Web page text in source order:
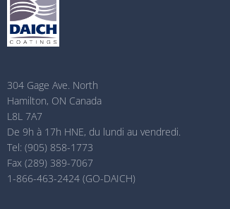
304 Gage Ave. North
Hamilton, ON Canada
L8L 7A7
De 9h à 17h HNE, du lundi au vendredi.
Tel: (905) 858-1773
Fax (289) 389-7067
1-866-463-2424 (GO-DAICH)